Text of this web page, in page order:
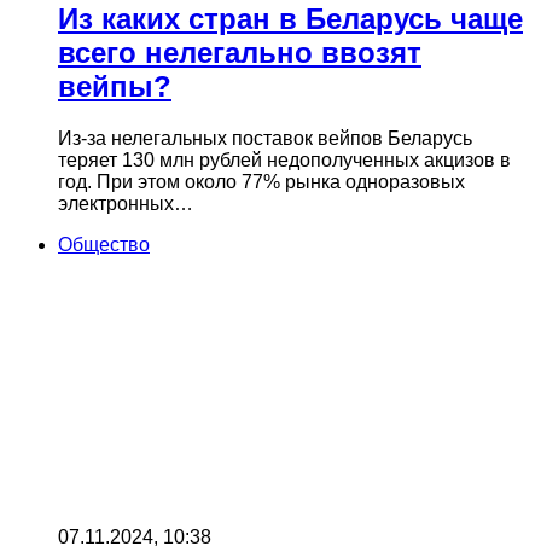
Из каких стран в Беларусь чаще
всего нелегально ввозят
вейпы?
Из-за нелегальных поставок вейпов Беларусь
теряет 130 млн рублей недополученных акцизов в
год. При этом около 77% рынка одноразовых
электронных…
Общество
07.11.2024, 10:38